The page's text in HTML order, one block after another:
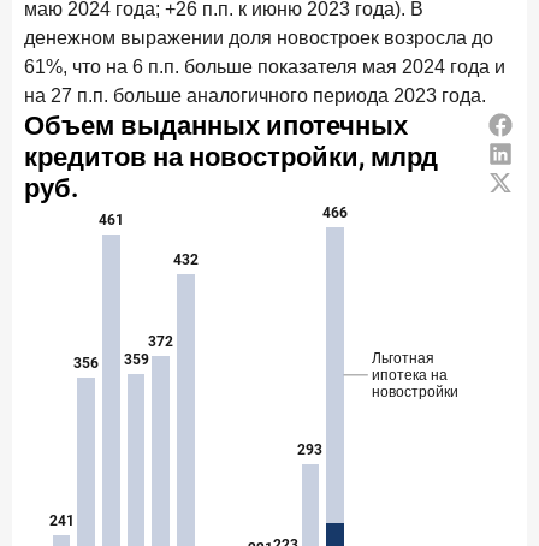
маю 2024 года; +26 п.п. к июню 2023 года). В
денежном выражении доля новостроек возросла до
61%, что на 6 п.п. больше показателя мая 2024 года и
на 27 п.п. больше аналогичного периода 2023 года.